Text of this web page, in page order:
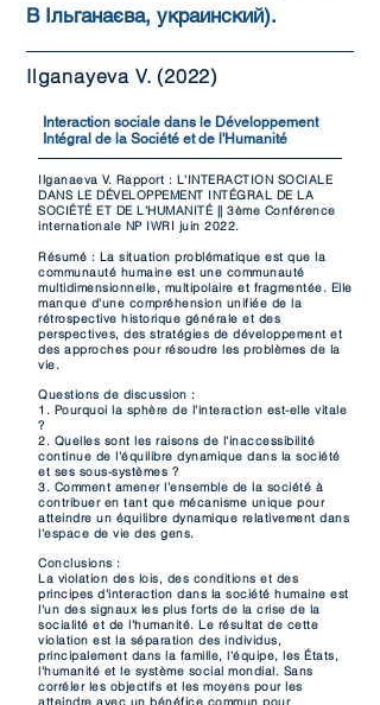
В Ільганаєва, украинский).
Ilganayeva V. (2022)
Interaction sociale dans le Développement
Intégral de la Société et de l'Humanité
Ilganaeva V. Rapport : L'INTERACTION SOCIALE
DANS LE DÉVELOPPEMENT INTÉGRAL DE LA
SOCIÉTÉ ET DE L'HUMANITÉ || 3ème Conférence
internationale NP IWRI juin 2022.
Résumé : La situation problématique est que la
communauté humaine est une communauté
multidimensionnelle, multipolaire et fragmentée. Elle
manque d'une compréhension unifiée de la
rétrospective historique générale et des
perspectives, des stratégies de développement et
des approches pour résoudre les problèmes de la
vie.
Questions de discussion :
1. Pourquoi la sphère de l'interaction est-elle vitale
?
2. Quelles sont les raisons de l'inaccessibilité
continue de l'équilibre dynamique dans la société
et ses sous-systèmes ?
3. Comment amener l'ensemble de la société à
contribuer en tant que mécanisme unique pour
atteindre un équilibre dynamique relativement dans
l'espace de vie des gens.
Conclusions :
La violation des lois, des conditions et des
principes d'interaction dans la société humaine est
l'un des signaux les plus forts de la crise de la
socialité et de l'humanité. Le résultat de cette
violation est la séparation des individus,
principalement dans la famille, l'équipe, les États,
l'humanité et le système social mondial. Sans
corréler les objectifs et les moyens pour les